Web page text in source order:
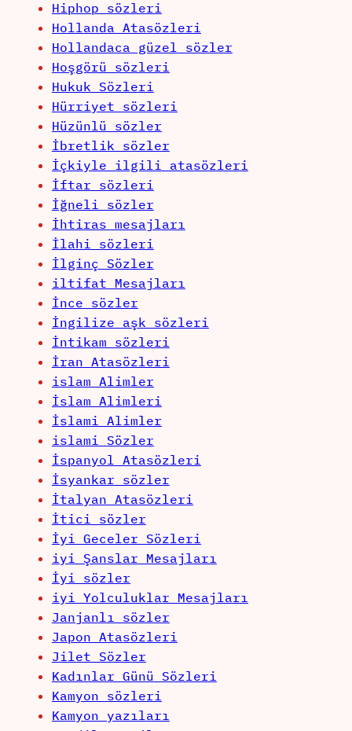
Hiphop sözleri
Hollanda Atasözleri
Hollandaca güzel sözler
Hoşgörü sözleri
Hukuk Sözleri
Hürriyet sözleri
Hüzünlü sözler
İbretlik sözler
İçkiyle ilgili atasözleri
İftar sözleri
İğneli sözler
İhtiras mesajları
İlahi sözleri
İlginç Sözler
iltifat Mesajları
İnce sözler
İngilize aşk sözleri
İntikam sözleri
İran Atasözleri
islam Alimler
İslam Alimleri
İslami Alimler
islami Sözler
İspanyol Atasözleri
İsyankar sözler
İtalyan Atasözleri
İtici sözler
İyi Geceler Sözleri
iyi Şanslar Mesajları
İyi sözler
iyi Yolculuklar Mesajları
Janjanlı sözler
Japon Atasözleri
Jilet Sözler
Kadınlar Günü Sözleri
Kamyon sözleri
Kamyon yazıları